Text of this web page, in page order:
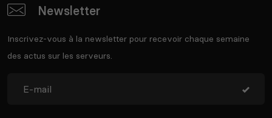
Newsletter
Inscrivez-vous à la newsletter pour recevoir chaque semaine
des actus sur les serveurs.